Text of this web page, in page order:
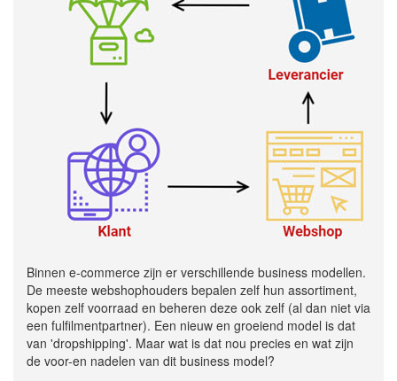
Binnen e-commerce zijn er verschillende business modellen.
De meeste webshophouders bepalen zelf hun assortiment,
kopen zelf voorraad en beheren deze ook zelf (al dan niet via
een fulfilmentpartner). Een nieuw en groeiend model is dat
van 'dropshipping'. Maar wat is dat nou precies en wat zijn
de voor-en nadelen van dit business model?